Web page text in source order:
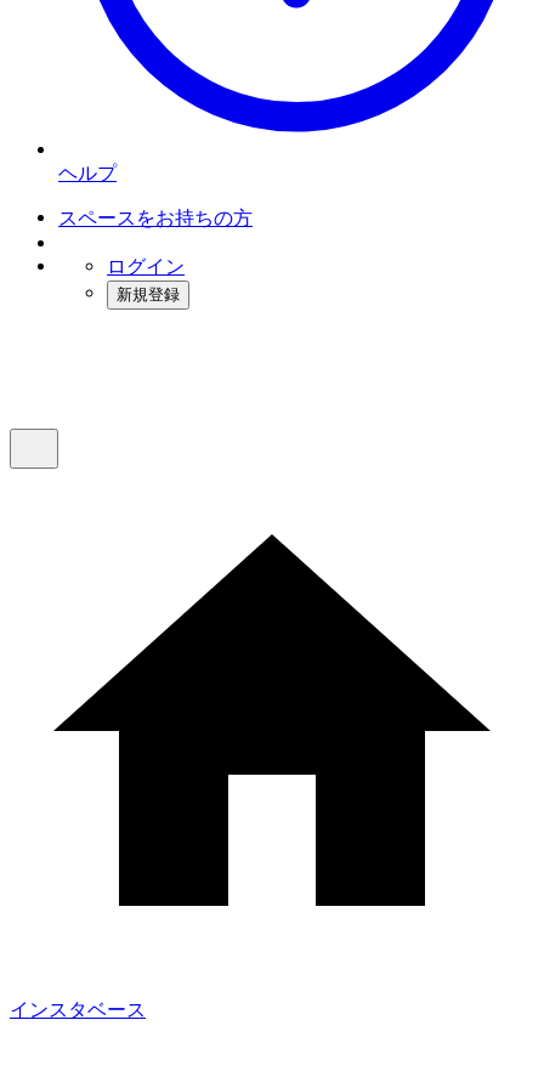
ヘルプ
スペースをお持ちの方
ログイン
新規登録
インスタベース